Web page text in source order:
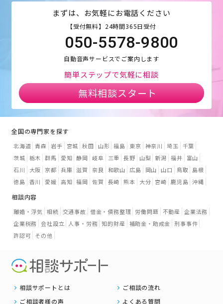
まずは、お気軽にお電話ください
【受付無料】24時間365日受付
050-5578-9800
自動音声サービスでご案内します
簡単ステップで気軽に相談
無料相談スタート
全国の専門家を探す
北海道 青森 岩手 宮城 秋田 山形 福島 東京 神奈川 埼玉
千葉
茨城 栃木 群馬 愛知 静岡 岐阜 三重 長野 山梨 新潟 福井
富山
石川
大阪 京都 兵庫 滋賀 奈良 和歌山 広島 岡山 山口 鳥取
島根
徳島 香川 愛媛 高知 福岡 佐賀 長崎 熊本 大分 宮崎 鹿児島 沖縄
相談内容
離婚・浮気 相続 交通事故 借金・債務整理 労働問題 不動産 企業法務
企業税務 会社設立 人事・労務 知的財産 補助金・助成金 刑事事件
許認可 その他
相談サポートとは
ご相談の流れ
ご相談者様の声
よくある質問